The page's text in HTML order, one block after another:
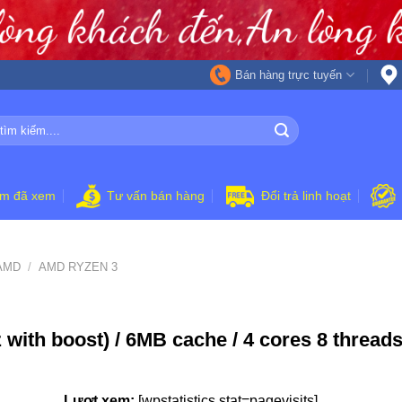
Bán hàng trực tuyến
đã xem Tư vấn bán hàng Đổi trả linh hoạt
/ AMD RYZEN 3
with boost) / 6MB cache / 4 cores 8